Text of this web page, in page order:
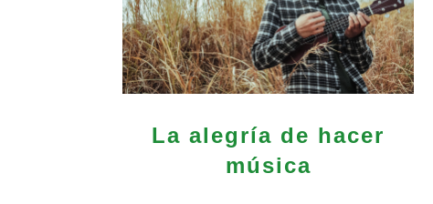
La alegría de hacer
música